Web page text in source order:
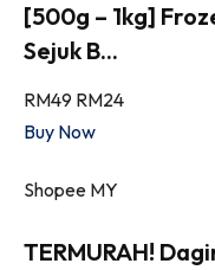
[500g – 1kg]
Sejuk B...
RM49 RM24
Buy Now
Shopee MY
TERMURAH!